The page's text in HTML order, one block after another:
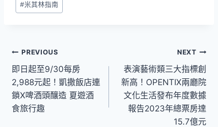
#米其林指南
文
章
導
覽
PREVIOUS
即日起至9/30每房
2,988元起！凱撒飯店連
鎖X啤酒頭釀造 夏遊酒
食旅行趣
NEXT
表演藝術類三大指標創
新高！OPENTIX兩廳院
文化生活發布年度數據
報告2023年總票房達
15.7億元